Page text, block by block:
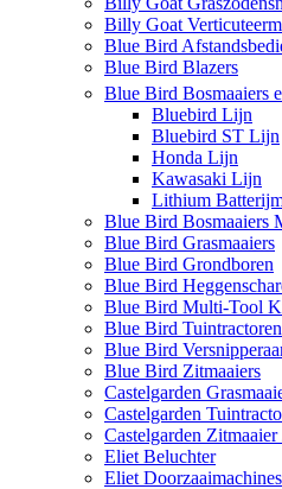
Billy Goat
Blue Bird
Blue Bird Blazers
Blue Bird Bosmaaiers
Bluebird Lijn
Bluebird ST Lijn
Honda Lijn
Kawasaki Lijn
Lithium
Blue Bird Bosmaaiers
Blue Bird Grasmaaiers
Blue Bird Grondboren
Blue Bird
Blue Bird Multi-Tool
Blue Bird Tuintractoren
Blue Bird
Blue Bird Zitmaaiers
Castelgarden
Castelgarden
Castelgarden
Eliet Beluchter
Eliet Doorzaaimachines